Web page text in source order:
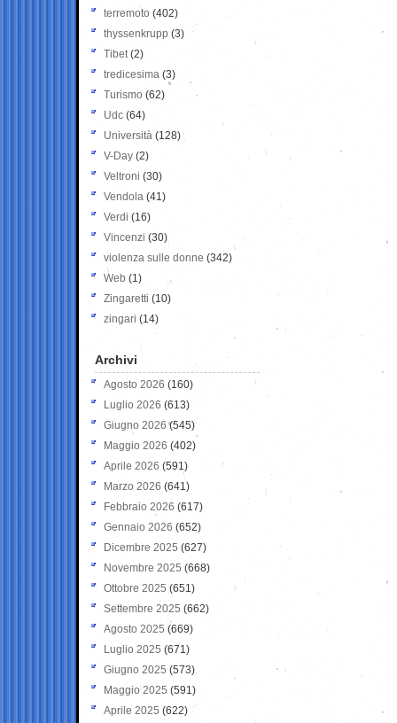
terremoto (402)
thyssenkrupp (3)
Tibet(2)
tredicesima (3)
Turismo (62)
Udc (64)
Università (128)
V-Day (2)
Veltroni (30)
Vendola (41)
Verdi (16)
Vincenzi (30)
violenza sulle donne (342)
Web (1)
Zingaretti (10)
zingari (14)
Archivi
Agosto 2026 (160)
Luglio 2026 (613)
Giugno 2026 (545)
Maggio 2026 (402)
Aprile 2026 (591)
Marzo 2026 (641)
Febbraio 2026 (617)
Gennaio 2026 (652)
Dicembre 2025 (627)
Novembre 2025 (668)
Ottobre 2025 (651)
Settembre 2025 (662)
Agosto 2025 (669)
Luglio 2025 (671)
Giugno 2025 (573)
Maggio 2025 (591)
Aprile 2025 (622)